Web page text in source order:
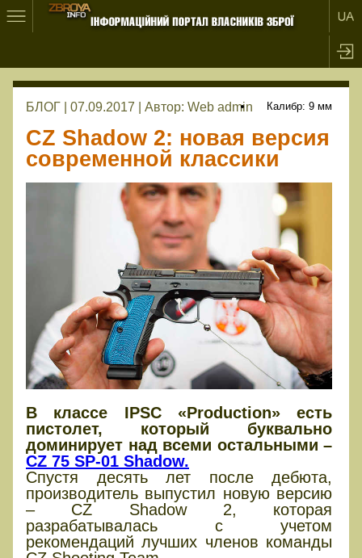
БЛОГ | 07.09.2017 | Автор: Web admin
CZ Shadow 2: новая версия
современной классики
В классе IPSC «Production» есть
пистолет, который буквально
доминирует над всеми остальными –
CZ 75 SP-01 Shadow.
Спустя десять лет после дебюта,
производитель выпустил новую версию
– CZ Shadow 2, которая
разрабатывалась с учетом
рекомендаций лучших членов команды
Калибр: 9 мм